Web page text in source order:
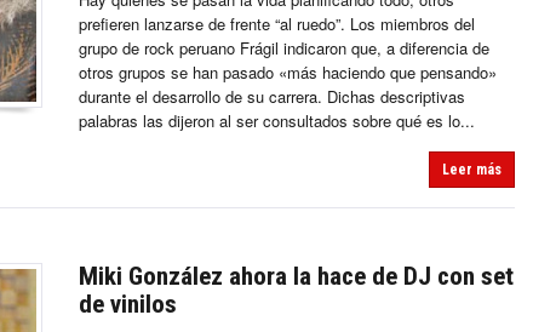
prefieren lanzarse de frente “al ruedo”. Los miembros del
grupo de rock peruano Frágil indicaron que, a diferencia de
otros grupos se han pasado «más haciendo que pensando»
durante el desarrollo de su carrera. Dichas descriptivas
palabras las dijeron al ser consultados sobre qué es lo...
Leer más
Miki González ahora la hace de DJ con set
de vinilos